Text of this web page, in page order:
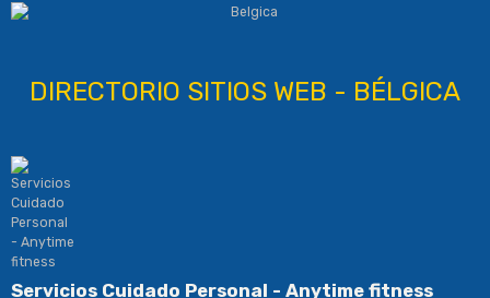
DIRECTORIO SITIOS WEB - BÉLGICA
Servicios Cuidado Personal - Anytime fitness